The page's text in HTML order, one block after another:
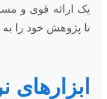
یک ارائه قوی و
تا پژوهش خود را
ابزارهای